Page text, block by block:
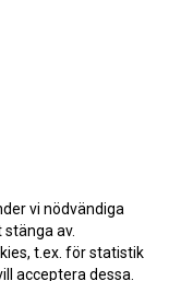
vi nödvändiga
av.
t.ex. för statistik
acceptera dessa.